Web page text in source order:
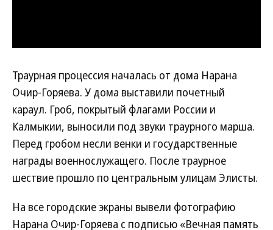
Траурная процессия началась от дома Нарана
Очир-Горяева. У дома выставили почетный
караул. Гроб, покрытый флагами России и
Калмыкии, выносили под звуки траурного марша.
Перед гробом несли венки и государственные
награды военнослужащего. После траурное
шествие прошло по центральным улицам Элисты.
На все городские экраны вывели фотографию
Нарана Очир-Горяева с подписью «Вечная память